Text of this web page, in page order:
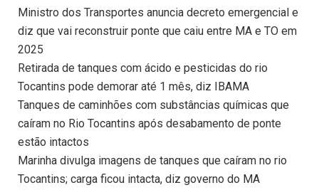
Ministro dos Transportes anuncia decreto emergencial e
diz que vai reconstruir ponte que caiu entre MA e TO em
2025
Retirada de tanques com ácido e pesticidas do rio
Tocantins pode demorar até 1 mês, diz IBAMA
Tanques de caminhões com substâncias químicas que
caíram no Rio Tocantins após desabamento de ponte
estão intactos
Marinha divulga imagens de tanques que caíram no rio
Tocantins; carga ficou intacta, diz governo do MA